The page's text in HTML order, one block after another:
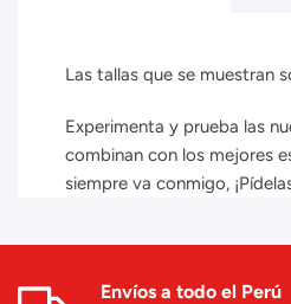
Las tallas que se muestran
Experimenta y prueba las
combinan con los mejores
siempre va conmigo,
Envíos a todo el Perú